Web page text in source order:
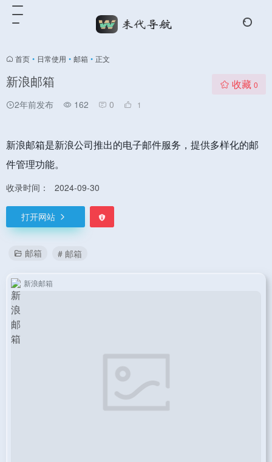
首页 • 日常使用 • 邮箱 • 正文
新浪邮箱
2年前发布 162 0 1
收藏 0
新浪邮箱是新浪公司推出的电子邮件服务，提供多样化的邮
件管理功能。
收录时间： 2024-09-30
打开网站
邮箱 # 邮箱
新浪邮箱